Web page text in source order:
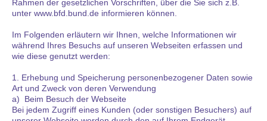
Rahmen der gesetzlichen Vorschriften, über die Sie sich z.B.
unter www.bfd.bund.de informieren können.
Im Folgenden erläutern wir Ihnen, welche Informationen wir
während Ihres Besuchs auf unseren Webseiten erfassen und
wie diese genutzt werden:
1. Erhebung und Speicherung personenbezogener Daten sowie
Art und Zweck von deren Verwendung
a) Beim Besuch der Webseite
Bei jedem Zugriff eines Kunden (oder sonstigen Besuchers) auf